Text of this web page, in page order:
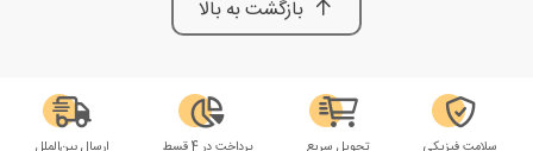
بازگشت به بالا
سلامت فیزیکی تحویل سریع پرداخت در 4 قسط ارسال بین‌الملل